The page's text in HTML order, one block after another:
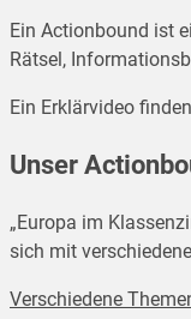
Ein Actionbound ist
Rätsel,
Ein Erklärvideo
Unser
„Europa im
sich mit
Verschiedene